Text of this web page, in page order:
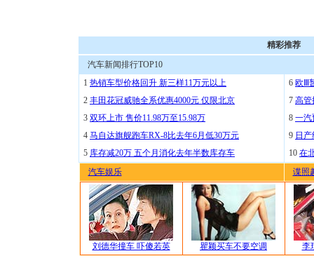
精彩推荐
汽车新闻排行TOP10
1 热销车型价格回升 新三样11万元以上
2 丰田花冠威驰全系优惠4000元 仅限北京
3 双环上市 售价11.98万至15.98万
4 马自达旗舰跑车RX-8比去年6月低30万元
5 库存减20万 五个月消化去年半数库存车
6 欧Ⅲ
7 高管
8 一汽
9 日
10 在
汽车娱乐
谍照
刘德华撞车 吓傻若英 瞿颖买车不要空调 李